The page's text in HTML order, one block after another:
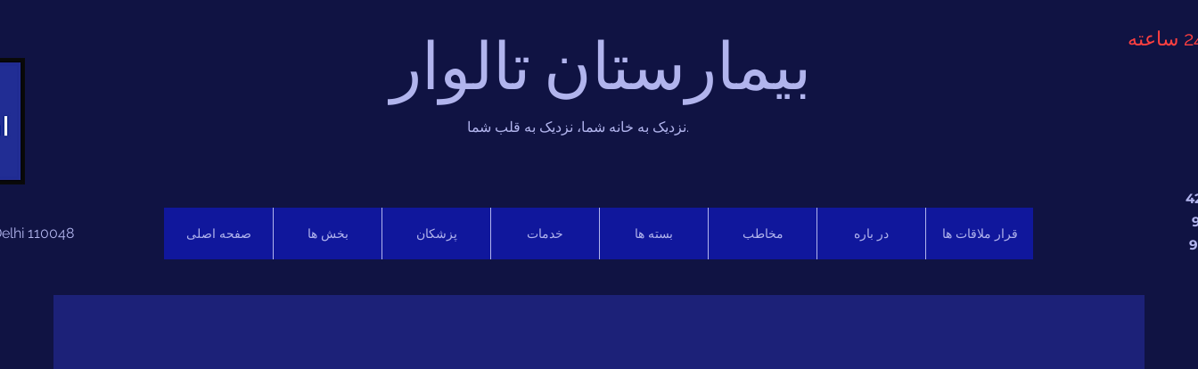
110048
بیمارستان تالوار
نزدیک به خانه شما، نزدیک به قلب شما.
صفحه اصلی بخش ها پزشکان خدمات بسته ها مخاطب در باره قرار ملاقات ها